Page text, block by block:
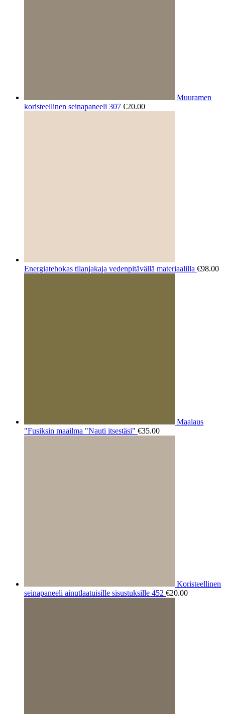
Muuramen
koristeellinen seinapaneeli 307 €20.00
Energiatehokas tilanjakaja vedenpitävällä materiaalilla €98.00
Maalaus
"Fusiksin maailma "Nauti itsestäsi" €35.00
Koristeellinen
seinapaneeli ainutlaatuisille sisustuksille 452 €20.00